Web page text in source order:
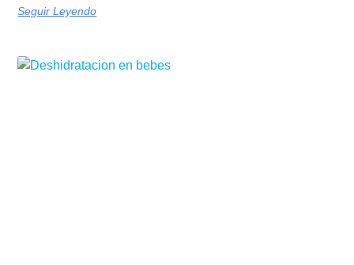
Seguir Leyendo